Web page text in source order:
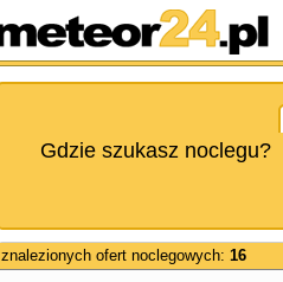
Gdzie szukasz noclegu?
znalezionych ofert noclegowych: 16